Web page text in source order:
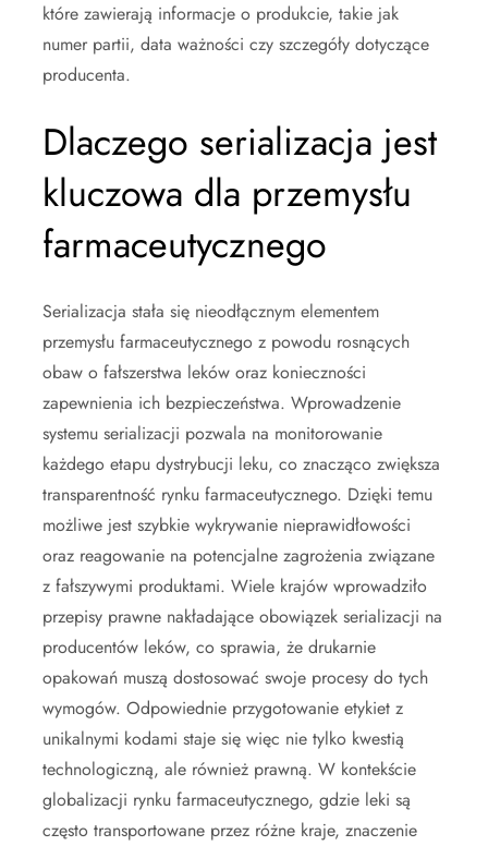
które zawierają informacje o produkcie, takie jak
numer partii, data ważności czy szczegóły dotyczące
producenta.
Dlaczego serializacja jest
kluczowa dla przemysłu
farmaceutycznego
Serializacja stała się nieodłącznym elementem
przemysłu farmaceutycznego z powodu rosnących
obaw o fałszerstwa leków oraz konieczności
zapewnienia ich bezpieczeństwa. Wprowadzenie
systemu serializacji pozwala na monitorowanie
każdego etapu dystrybucji leku, co znacząco zwiększa
transparentność rynku farmaceutycznego. Dzięki temu
możliwe jest szybkie wykrywanie nieprawidłowości
oraz reagowanie na potencjalne zagrożenia związane
z fałszywymi produktami. Wiele krajów wprowadziło
przepisy prawne nakładające obowiązek serializacji na
producentów leków, co sprawia, że drukarnie
opakowań muszą dostosować swoje procesy do tych
wymogów. Odpowiednie przygotowanie etykiet z
unikalnymi kodami staje się więc nie tylko kwestią
technologiczną, ale również prawną. W kontekście
globalizacji rynku farmaceutycznego, gdzie leki są
często transportowane przez różne kraje, znaczenie